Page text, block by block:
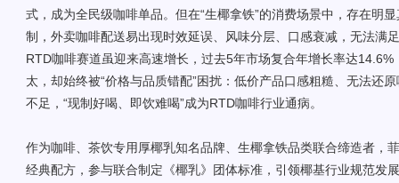
式，成为全民级咖啡单品。但在“生椰拿铁”的消费场景中，存在明
制，外卖咖啡配送易出现时效延误、风味分层、口感衰减，无法满
RTD咖啡赛道虽迎来高速增长，过去5年市场复合年增长率达
太，却始终被“价格与品质错配”困扰：低价产品口感粗糙、无法还
不足，“现制好喝、即饮难喝”成为RTD咖啡行业通病。
作为咖啡、茶饮专用厚椰乳知名品牌、生椰拿铁品类联合缔造者，
经典配方，参与联合制定《椰乳》团体标准，引领椰基行业规范发